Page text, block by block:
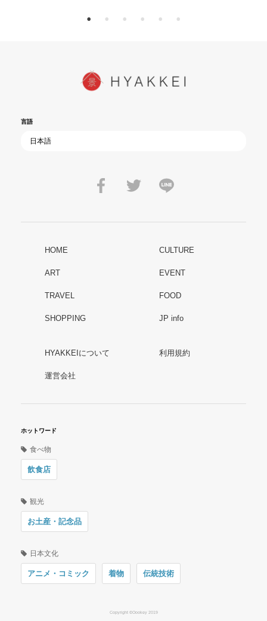
言語
HOME CULTURE
ART EVENT
TRAVEL FOOD
SHOPPING JP info
HYAKKEIについて 利用規約
運営会社
ホットワード
食べ物
飲食店
観光
お土産・記念品
日本文化
アニメ・コミック 着物 伝統技術
Copyright ©Oookey 2019